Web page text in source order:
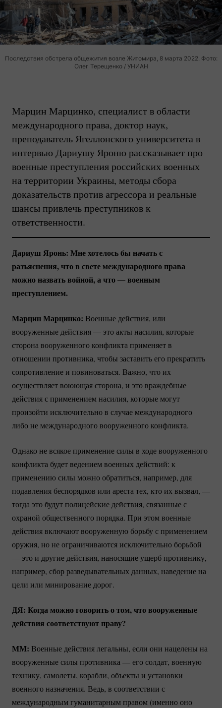
Последствия обстрела общежития возле Житомира, 8 марта 2022. Фото:
Олег Терещенко / УНИАН
Марцин Марцинко, специалист в области
международного права, доктор наук,
преподаватель Ягеллонского университета в
интервью Дариушу Яроню рассказывает про
военные преступления российских военных
на территории Украины, методы сбора
доказательств против агрессора и реальные
шансы привлечь преступников к
ответственности.
Дариуш Яронь: Мне хотелось бы начать с
разъяснения, что в свете международного права
можно назвать войной, а что — военным
преступлением.
Марцин Марцинко: Военные действия, или
вооруженные действия — это акты насилия, которые
сторона вооруженного конфликта применяет в
отношении противника, чтобы заставить его прекратить
сопротивление и повиноваться. Важно, что их
осуществляет воюющая сторона, и это враждебные
действия с применением насилия, которые могут
произойти исключительно в случае международного
либо не международного вооруженного конфликта.
Однако не всякое применение силы в ходе вооруженного
конфликта будет ведением военных действий: к
применению силы можно обратиться, например, для
подавления беспорядков или ареста тех, кто их вызвал, —
тогда это будут полицейские действия, связанные с
охраной общественного порядка. При этом военные
действия включают вооруженную борьбу с применением
оружия, но не ограничиваются исключительно борьбой
— это и другие действия, наносящие ущерб противнику,
например, сбор разведывательных данных, наведение на
цели или минирование дорог.
ДЯ: Когда можно говорить о том, что вооруженные
действия соответствуют праву?
ММ: Военные действия легальны, если они нацелены на
вооруженные силы противника — его солдат, военную
технику, самолеты, корабли, объекты и установки
военного назначения. Ведь, в соответствии с
международным гуманитарным правом (именно оно